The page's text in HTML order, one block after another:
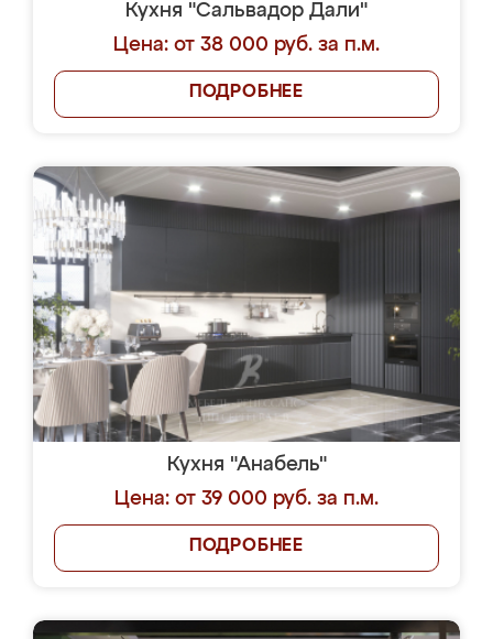
Кухня "Сальвадор Дали"
Цена: от 38 000 руб. за п.м.
ПОДРОБНЕЕ
Кухня "Анабель"
Цена: от 39 000 руб. за п.м.
ПОДРОБНЕЕ